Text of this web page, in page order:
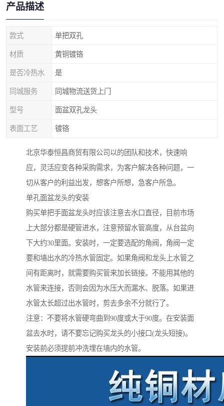
产品描述
款式 单把双孔
材质 黄铜镀铬
是否冷热水 是
同城服务 同城物流送货上门
型号 面盆双孔龙头
表面工艺 镀铬
北京华泰恒昌商贸有限公司以的团队和技术，快速响
应，灵活应变各种采购需求，为客户解决各种问题，一
切从客户的利益出发，想客户所想，急客户所急。
单孔面盆龙头的安装
购买单把手面盆龙头时应该注意去水口直径，目前市场
上大部分都是硬管进水，注意预留水管高度，从台盆向
下大约30里面。安装时，一定要选配的角阀，角阀一定
要和墙出水的冷热水管固定。如果角阀和龙头上水管之
间有距离时，就需要购买管来加长链接。不能用其他的
水管来连接，否则会因为水压大而漏水、脱落。如果进
水管太长超过出水管时，剪去多余不分就行了。
注意：不要将水管硬弯曲到90度或大于90度。在安装面
盆去水时，请不要忘记购买龙头的小接口(龙头短接)。
安装前必须提前冲洗埋在墙内的水管。